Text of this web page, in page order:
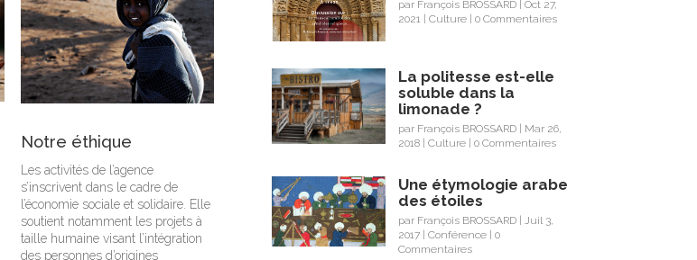
Notre éthique
Les activités de l’agence
s’inscrivent dans le cadre de
l’économie sociale et solidaire. Elle
soutient notamment les projets à
taille humaine visant l’intégration
des personnes d’origines
par François BROSSARD| Oct 27,
2021 | Culture| 0 Commentaires
La politesse est-elle
soluble dans la
limonade ?
par François BROSSARD| Mar 26,
2018| Culture| 0 Commentaires
Une étymologie arabe
des étoiles
par François BROSSARD| Juil 3,
2017| Conférence| 0
Commentaires